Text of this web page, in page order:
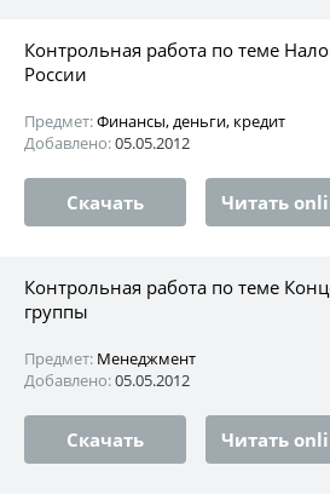
Контрольная работа по теме
России
Предмет:Финансы, деньги, кредит
Добавлено:05.05.2012
Скачать Читать
Контрольная работа по теме
группы
Предмет: Менеджмент
Добавлено:05.05.2012
Скачать Читать